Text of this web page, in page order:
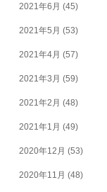
2021年6月 (45)
2021年5月 (53)
2021年4月 (57)
2021年3月 (59)
2021年2月 (48)
2021年1月 (49)
2020年12月 (53)
2020年11月 (48)